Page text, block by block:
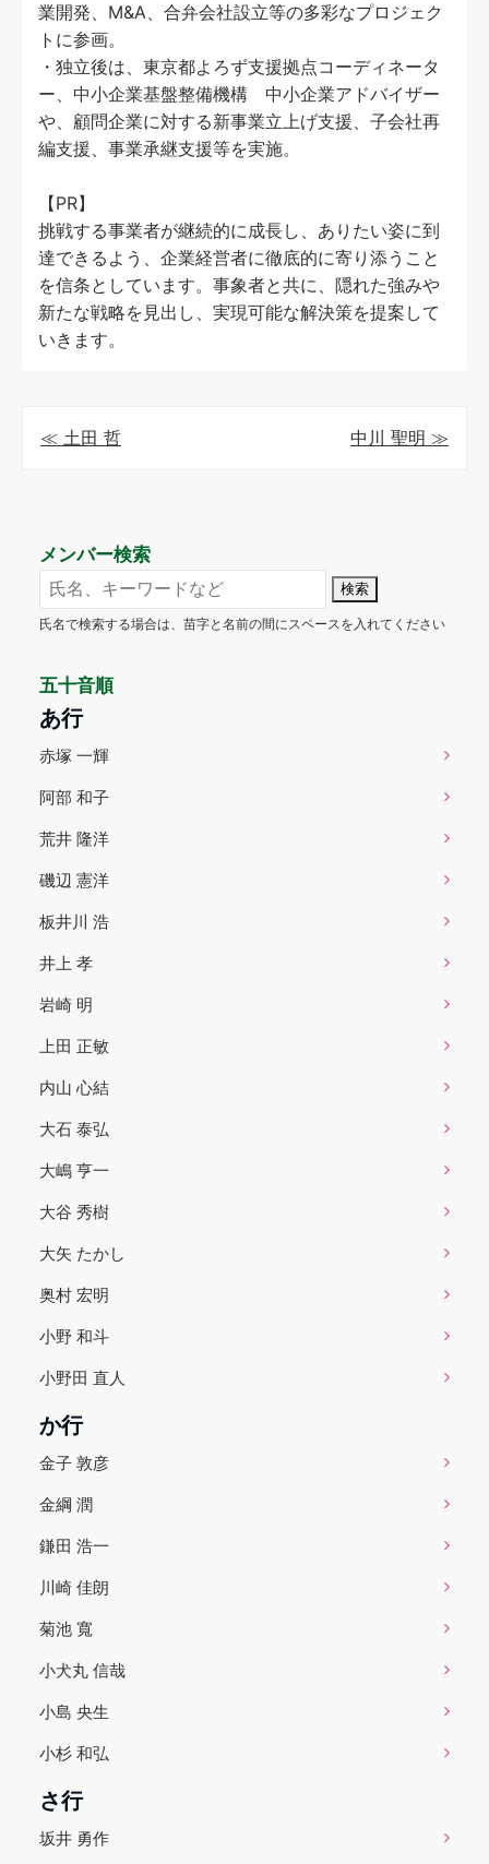
業開発、M&A、合弁会社設立等の多彩なプロジェク
トに参画。
・独立後は、東京都よろず支援拠点コーディネータ
ー、中小企業基盤整備機構 中小企業アドバイザー
や、顧問企業に対する新事業立上げ支援、子会社再
編支援、事業承継支援等を実施。
【PR】
挑戦する事業者が継続的に成長し、ありたい姿に到
達できるよう、企業経営者に徹底的に寄り添うこと
を信条としています。事象者と共に、隠れた強みや
新たな戦略を見出し、実現可能な解決策を提案して
いきます。
≪ 土田 哲 中川 聖明 ≫
メンバー検索
検索
氏名で検索する場合は、苗字と名前の間にスペースを入れてください
五十音順
あ行
赤塚 一輝
阿部 和子
荒井 隆洋
磯辺 憲洋
板井川 浩
井上 孝
岩崎 明
上田 正敏
内山 心結
大石 泰弘
大嶋 亨一
大谷 秀樹
大矢 たかし
奥村 宏明
小野 和斗
小野田 直人
か行
金子 敦彦
金綱 潤
鎌田 浩一
川崎 佳朗
菊池 寬
小犬丸 信哉
小島 央生
小杉 和弘
さ行
坂井 勇作